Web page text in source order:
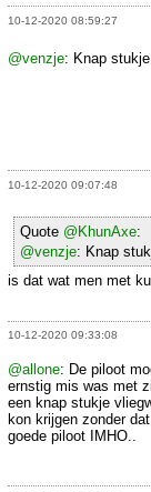
10-12-2020 08:59:27
@venzje: Knap
10-12-2020 09:07:48
Quote @KhunAxe:
@venzje: Knap
is dat wat men met
10-12-2020 09:33:08
@allone: De piloot
ernstig mis was met
een knap stukje
kon krijgen zonder
goede piloot IMHO..